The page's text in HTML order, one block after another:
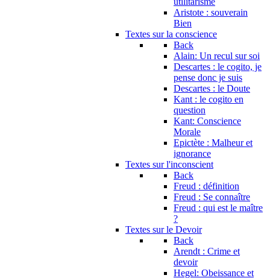
Aristote : souverain
Bien
Textes sur la conscience
Back
Alain: Un recul sur soi
Descartes : le cogito, je
pense donc je suis
Descartes : le Doute
Kant : le cogito en
question
Kant: Conscience
Morale
Epictète : Malheur et
ignorance
Textes sur l'inconscient
Back
Freud : définition
Freud : Se connaître
Freud : qui est le maître
?
Textes sur le Devoir
Back
Arendt : Crime et
devoir
Hegel: Obeissance et